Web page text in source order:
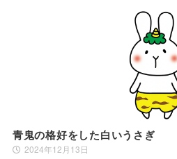
青鬼の格好をした白いうさぎ
2024年12月13日